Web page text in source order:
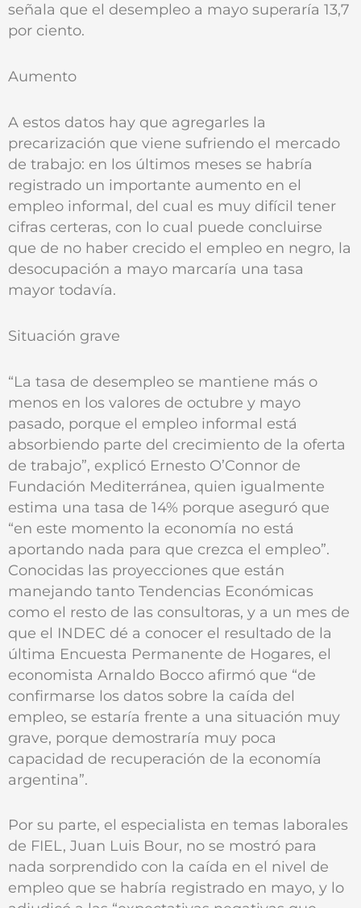
señala que el desempleo a mayo superaría 13,7
por ciento.
Aumento
A estos datos hay que agregarles la
precarización que viene sufriendo el mercado
de trabajo: en los últimos meses se habría
registrado un importante aumento en el
empleo informal, del cual es muy difícil tener
cifras certeras, con lo cual puede concluirse
que de no haber crecido el empleo en negro, la
desocupación a mayo marcaría una tasa
mayor todavía.
Situación grave
“La tasa de desempleo se mantiene más o
menos en los valores de octubre y mayo
pasado, porque el empleo informal está
absorbiendo parte del crecimiento de la oferta
de trabajo”, explicó Ernesto O’Connor de
Fundación Mediterránea, quien igualmente
estima una tasa de 14% porque aseguró que
“en este momento la economía no está
aportando nada para que crezca el empleo”.
Conocidas las proyecciones que están
manejando tanto Tendencias Económicas
como el resto de las consultoras, y a un mes de
que el INDEC dé a conocer el resultado de la
última Encuesta Permanente de Hogares, el
economista Arnaldo Bocco afirmó que “de
confirmarse los datos sobre la caída del
empleo, se estaría frente a una situación muy
grave, porque demostraría muy poca
capacidad de recuperación de la economía
argentina”.
Por su parte, el especialista en temas laborales
de FIEL, Juan Luis Bour, no se mostró para
nada sorprendido con la caída en el nivel de
empleo que se habría registrado en mayo, y lo